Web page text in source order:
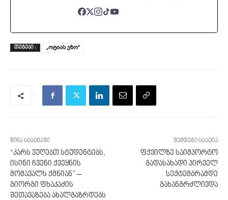
ᲗᲔᲒᲔᲑᲘ : „ოტიას ეზო“
წინა სტატიაში
“კარს ვუღებთ სტუდენტებს,
ისინი ჩვენი ქვეყნის
მომავალს ქმნიან” –
გიორგი ფხაკაძის
შეთავაზება ახალგაზრდებს
შემდეგი სტატია
ფქვილზე საიმპორტო
გადასახადი პირველ
სექტემბრამდე
გახანგრძლივდა